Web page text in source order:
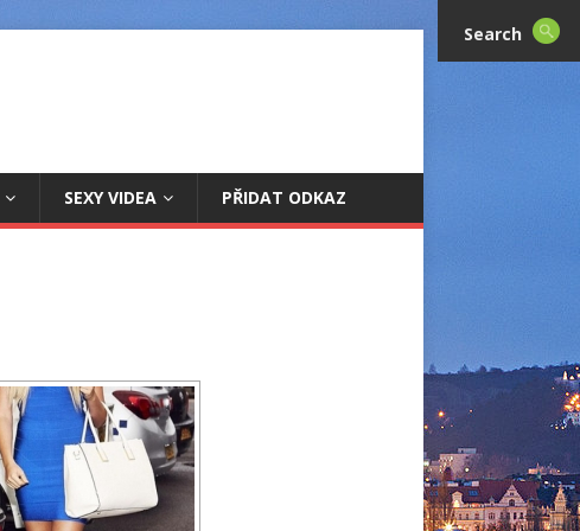
SEXY VIDEA PŘIDAT ODKAZ
Search